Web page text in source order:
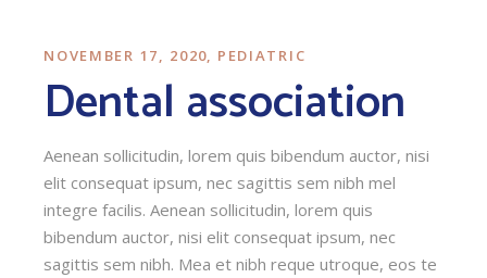
NOVEMBER 17, 2020 PEDIATRIC
Dental association
Aenean sollicitudin, lorem quis bibendum auctor, nisi
elit consequat ipsum, nec sagittis sem nibh mel
integre facilis. Aenean sollicitudin, lorem quis
bibendum auctor, nisi elit consequat ipsum, nec
sagittis sem nibh. Mea et nibh reque utroque, eos te